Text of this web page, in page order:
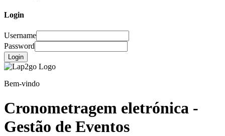
Login
Username
Password
Login
Bem-vindo
Cronometragem eletrónica -
Gestão de Eventos